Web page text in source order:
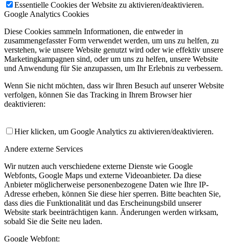
Essentielle Cookies der Website zu aktivieren/deaktivieren.
Google Analytics Cookies
Diese Cookies sammeln Informationen, die entweder in
zusammengefasster Form verwendet werden, um uns zu helfen, zu
verstehen, wie unsere Website genutzt wird oder wie effektiv unsere
Marketingkampagnen sind, oder um uns zu helfen, unsere Website
und Anwendung für Sie anzupassen, um Ihr Erlebnis zu verbessern.
Wenn Sie nicht möchten, dass wir Ihren Besuch auf unserer Website
verfolgen, können Sie das Tracking in Ihrem Browser hier
deaktivieren:
Hier klicken, um Google Analytics zu aktivieren/deaktivieren.
Andere externe Services
Wir nutzen auch verschiedene externe Dienste wie Google
Webfonts, Google Maps und externe Videoanbieter. Da diese
Anbieter möglicherweise personenbezogene Daten wie Ihre IP-
Adresse erheben, können Sie diese hier sperren. Bitte beachten Sie,
dass dies die Funktionalität und das Erscheinungsbild unserer
Website stark beeinträchtigen kann. Änderungen werden wirksam,
sobald Sie die Seite neu laden.
Google Webfont: